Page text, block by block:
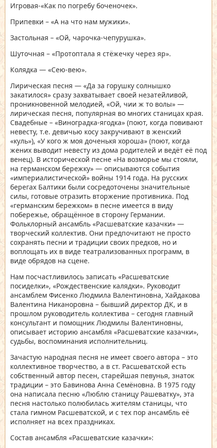
Игровая-«Как по погребу боченочек».
Припевки – «А на что нам мужики».
Застольная – «Ой, чарочка-чепурушка».
Шуточная – «Протоптала я стёжечку через яр».
Колядка — «Сею-вею».
Лирическая песня — «Да за горушку солнышко
закатилося» сразу захватывает своей незатейливой,
проникновенной мелодией, «Ой, чии ж то волы» —
лирическая песня, популярная во многих станицах края.
Свадебные – «Виноградка-ягодка» (поют, когда повивают
невесту, т.е. девичью косу закручивают в женский
«куль»), «У кого ж моя доченькя хороша» (поют, когда
жених выводит невесту из дома родителей и ведёт её под
венец). В исторической песне «На возморье мы стояли,
на германском бережку» — описываются события
«империалистической» войны 1914 года. На русских
берегах Балтики были сосредоточены значительные
силы, готовые отразить вторжение противника. Под
«германским бережком» в песне имеется в виду
побережье, обращённое в сторону Германии.
Фольклорный ансамбль «Расшеватские казачки» —
творческий коллектив. Они предпочитают не просто
сохранять песни и традиции своих предков, но и
воплощать их в виде театрализованных программ, в
виде обрядов на сцене.
Нам посчастливилось записать «Расшеватские
посиделки», «Рождественские калядки». Руководит
ансамблем Фисенко Людмила Валентиновна, Хайдакова
Валентина Никаноровна – бывший директор ДК, и в
прошлом руководитель коллектива – сегодня главный
консультант и помощник Людмилы Валентиновны,
описывает историю ансамбля «Расшеватские казачки»,
судьбы, воспоминания исполнительниц.
Зачастую народная песня не имеет своего автора – это
коллективное творчество, а в ст. Расшеватской есть
собственный автор песен, старейшая певунья, знаток
традиции – это Бавинова Анна Семёновна. В 1975 году
она написала песню «Люблю станицу Рашеватку», эта
песня настолько полюбилась жителям станицы, что
стала гимном Расшеватской, и с тех пор ансамбль её
исполняет на всех праздниках.
Состав ансамбля «Расшеватские казачки»: